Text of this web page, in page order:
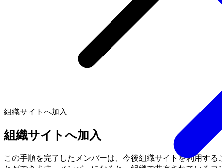
組織サイトへ加入
組織サイトへ加入
この手順を完了したメンバーは、今後組織サイトを利用する